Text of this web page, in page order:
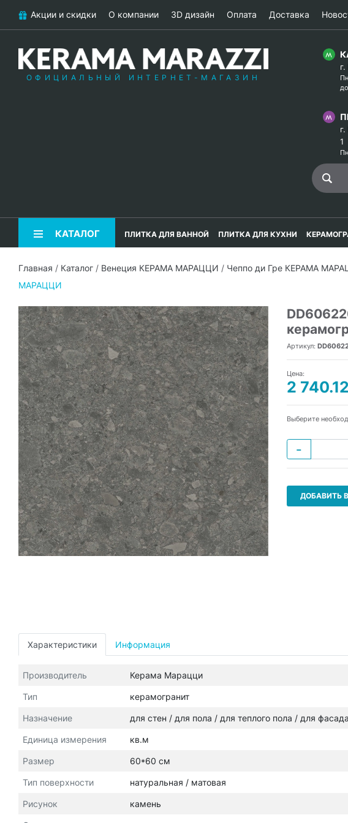
Акции и скидки О компании 3D дизайн Оплата Доставка
ОФИЦИАЛЬНЫЙ ИНТЕРНЕТ-МАГАЗИН
1
КАТАЛОГ ПЛИТКА ДЛЯ ВАННОЙ ПЛИТКА ДЛЯ КУХНИ
Главная / Каталог / Венеция КЕРАМА МАРАЦЦИ / Чеппо ди Гре КЕРАМА
МАРАЦЦИ
Артикул:
Цена:
2
Выберите
−
ДОБАВИТЬ
Характеристики Информация
Производитель Керама Марацци
Тип керамогранит
Назначение для стен / для пола / для теплого пола / для
Единица измерения кв.м
Размер 60*60 см
Тип поверхности натуральная / матовая
Рисунок камень